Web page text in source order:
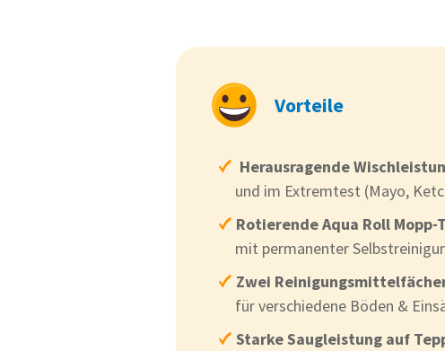
Vorteile
Herausragende
und im Extremtest (Mayo,
Rotierende Aqua Roll Mopp-
mit permanenter
Zwei
für verschiedene Böden &
Starke Saugleistung auf